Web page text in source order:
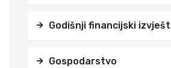
Godišnji financijski
Gospodarstvo